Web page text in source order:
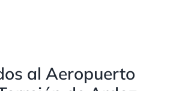
al Aeropuerto